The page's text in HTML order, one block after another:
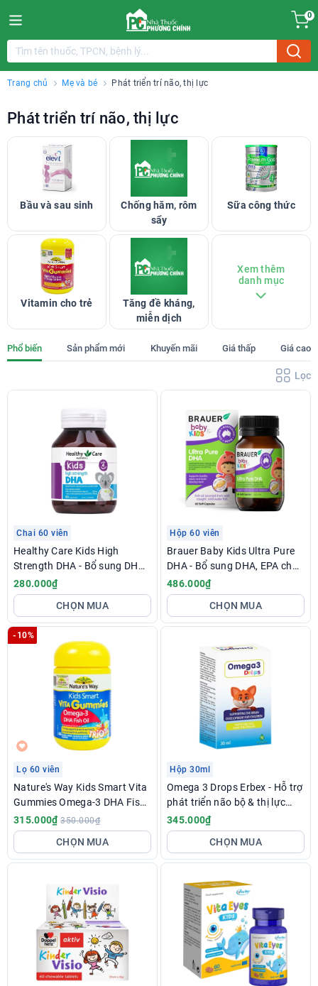
0
Trang chủ Mẹ và bé Phát triển trí não, thị lực
Phát triển trí não, thị lực
Bầu và sau sinh
Chống hăm, rôm
sẩy
Sữa công thức
Vitamin cho trẻ
Tăng đề kháng,
miễn dịch
Xem thêm
danh mục
Phổ biến Sản phẩm mới Khuyến mãi Giá thấp Giá cao
Lọc
Chai 60 viên
Healthy Care Kids High
Strength DHA - Bổ sung DHA
giúp bổ não, tốt cho mắt
280.000₫
CHỌN MUA
Hộp 60 viên
Brauer Baby Kids Ultra Pure
DHA - Bổ sung DHA, EPA cho
bé
486.000₫
CHỌN MUA
-10%
Lọ 60 viên
Nature's Way Kids Smart Vita
Gummies Omega-3 DHA Fish
Oil - Bổ sung omega 3 cho trẻ
315.000₫ 350.000₫
CHỌN MUA
Hộp 30ml
Omega 3 Drops Erbex - Hỗ trợ
phát triển não bộ & thị lực
cho trẻ
345.000₫
CHỌN MUA